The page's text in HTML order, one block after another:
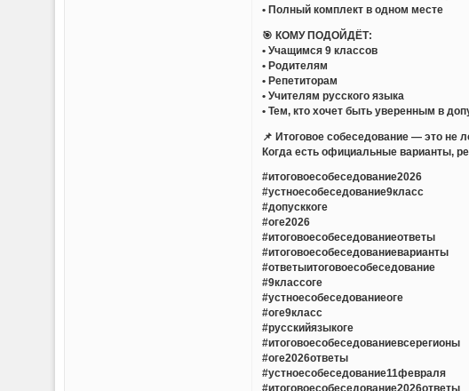
• Полный комплект в одном месте
🎯 КОМУ ПОДОЙДЁТ:
• Учащимся 9 классов
• Родителям
• Репетиторам
• Учителям русского языка
• Тем, кто хочет быть уверенным в
📌 Итоговое собеседование — это не
Когда есть официальные варианты,
#итоговоесобеседование2026
#устноесобеседование9класс
#допусккоге
#оге2026
#итоговоесобеседованиеответы
#итоговоесобеседованиеварианты
#ответыитоговоесобеседование
#9классоге
#устноесобеседованиеоге
#оге9класс
#русскийязыкоге
#итоговоесобеседованиевсерегионы
#оге2026ответы
#устноесобеседование11февраля
#итоговоесобеседование2026ответы